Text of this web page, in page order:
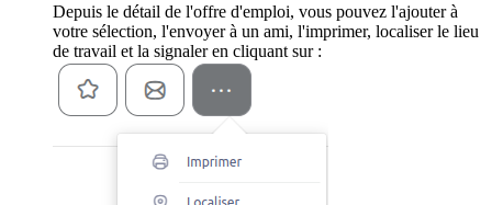
Depuis le détail de l'offre d'emploi, vous pouvez l'ajouter à
votre sélection, l'envoyer à un ami, l'imprimer, localiser le lieu
de travail et la signaler en cliquant sur :